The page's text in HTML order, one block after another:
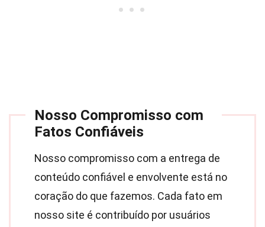
Nosso Compromisso com
Fatos Confiáveis
Nosso compromisso com a entrega de
conteúdo confiável e envolvente está no
coração do que fazemos. Cada fato em
nosso site é contribuído por usuários